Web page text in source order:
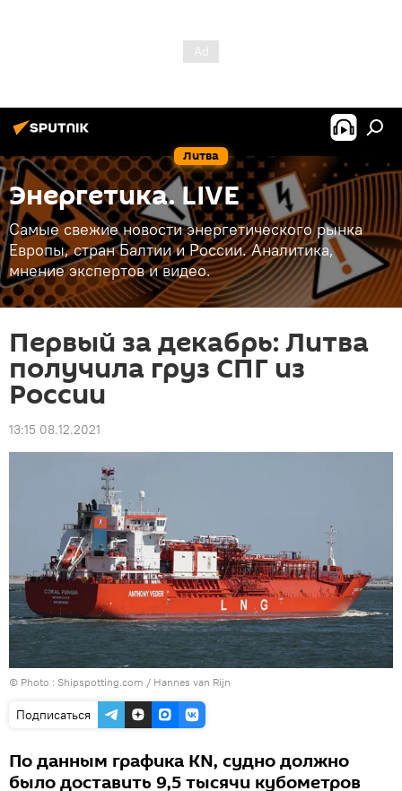
Литва
Энергетика. LIVE
Самые свежие новости энергетического рынка
Европы, стран Балтии и России. Аналитика,
мнение экспертов и видео.
Первый за декабрь: Литва
получила груз СПГ из
России
13:15 08.12.2021
© Photo : Shipspotting.com / Hannes van Rijn
Подписаться
По данным графика KN, судно должно
было доставить 9,5 тысячи кубометров